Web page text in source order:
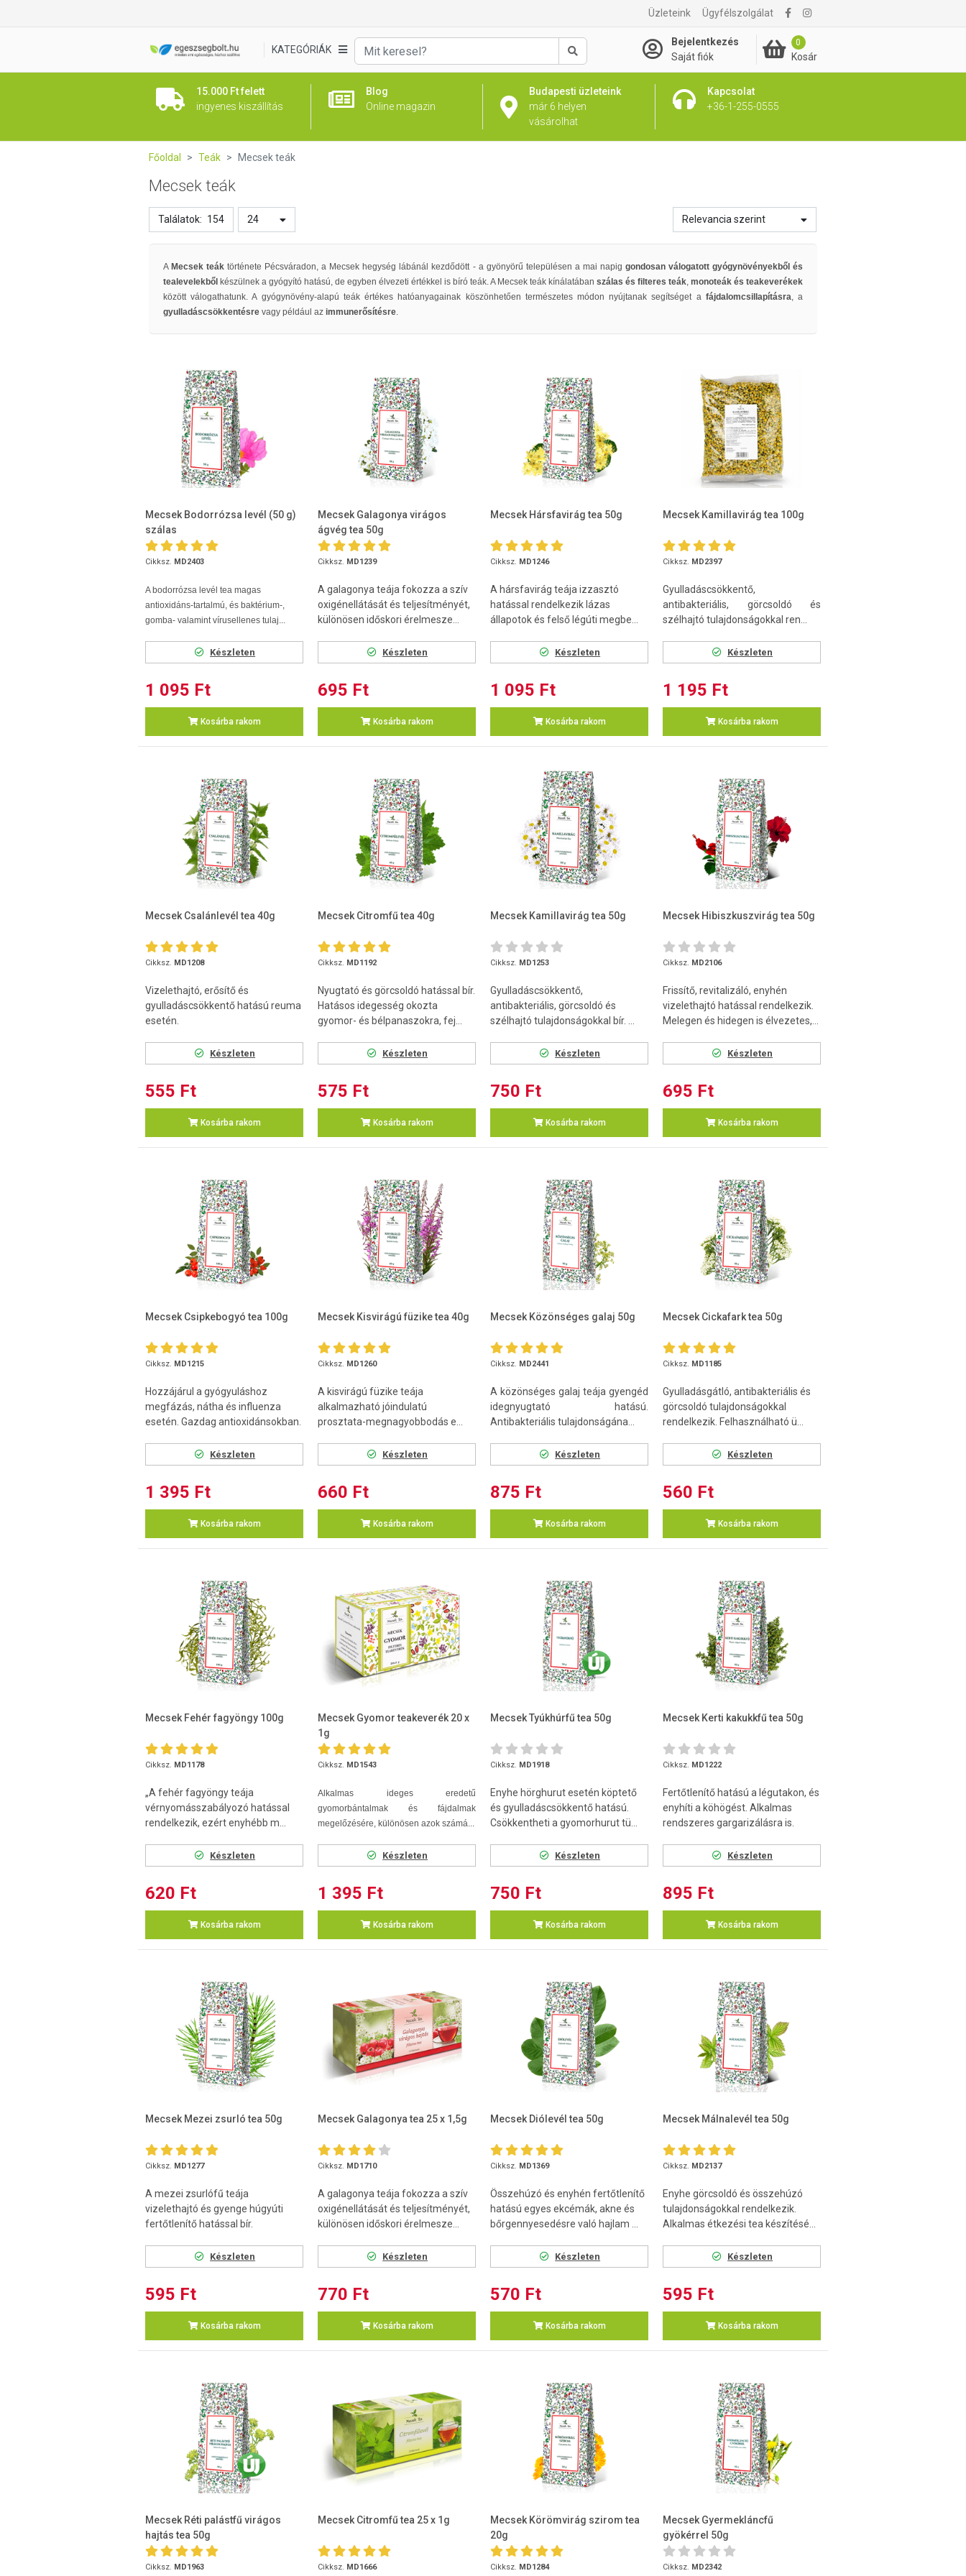
Üzleteink Ügyfélszolgálat
KATEGÓRIÁK
Keresés
Bejelentkezés
Saját fiók
0
Kosár
15.000 Ft felett
ingyenes kiszállítás
Blog
Online magazin
Budapesti üzleteink
már 6 helyen
vásárolhat
Kapcsolat
+36-1-255-0555
Főoldal Teák Mecsek teák
Mecsek teák
Találatok: 154 24 Relevancia szerint
A Mecsek teáktörténete Pécsváradon, a Mecsek hegység lábánál kezdődött - a gyönyörű településen a mai napig gondosan válogatott gyógynövényekből és
tealevelekből készülnek a gyógyító hatású, de egyben élvezeti értékkel is bíró teák. A Mecsek teák kínálatában szálas és filteres teák, monoteák és teakeverékek
között válogathatunk. A gyógynövény-alapú teák értékes hatóanyagainak köszönhetően természetes módon nyújtanak segítséget a fájdalomcsillapításra, a
gyulladáscsökkentésre vagy például az immunerősítésre.
Mecsek Bodorrózsa levél (50 g)
szálas
Cikksz. MD2403
A bodorrózsa levél tea magas
antioxidáns-tartalmú, és baktérium-,
gomba- valamint vírusellenes tulaj...
Készleten
1 095 Ft
Kosárba rakom
Mecsek Galagonya virágos
ágvég tea 50g
Cikksz. MD1239
A galagonya teája fokozza a szív
oxigénellátását és teljesítményét,
különösen időskori érelmesze...
Készleten
695 Ft
Kosárba rakom
Mecsek Hársfavirág tea 50g
Cikksz. MD1246
A hársfavirág teája izzasztó
hatással rendelkezik lázas
állapotok és felső légúti megbe...
Készleten
1 095 Ft
Kosárba rakom
Mecsek Kamillavirág tea 100g
Cikksz. MD2397
Gyulladáscsökkentő,
antibakteriális, görcsoldó és
szélhajtó tulajdonságokkal ren...
Készleten
1 195 Ft
Kosárba rakom
Mecsek Csalánlevél tea 40g
Cikksz. MD1208
Vizelethajtó, erősítő és
gyulladáscsökkentő hatású reuma
esetén.
Készleten
555 Ft
Kosárba rakom
Mecsek Citromfű tea 40g
Cikksz. MD1192
Nyugtató és görcsoldó hatással bír.
Hatásos idegesség okozta
gyomor- és bélpanaszokra, fej...
Készleten
575 Ft
Kosárba rakom
Mecsek Kamillavirág tea 50g
Cikksz. MD1253
Gyulladáscsökkentő,
antibakteriális, görcsoldó és
szélhajtó tulajdonságokkal bír. ...
Készleten
750 Ft
Kosárba rakom
Mecsek Hibiszkuszvirág tea 50g
Cikksz. MD2106
Frissítő, revitalizáló, enyhén
vizelethajtó hatással rendelkezik.
Melegen és hidegen is élvezetes,...
Készleten
695 Ft
Kosárba rakom
Mecsek Csipkebogyó tea 100g
Cikksz. MD1215
Hozzájárul a gyógyuláshoz
megfázás, nátha és influenza
esetén. Gazdag antioxidánsokban.
Készleten
1 395 Ft
Kosárba rakom
Mecsek Kisvirágú füzike tea 40g
Cikksz. MD1260
A kisvirágú füzike teája
alkalmazható jóindulatú
prosztata-megnagyobbodás e...
Készleten
660 Ft
Kosárba rakom
Mecsek Közönséges galaj 50g
Cikksz. MD2441
A közönséges galaj teája gyengéd
idegnyugtató hatású.
Antibakteriális tulajdonságána...
Készleten
875 Ft
Kosárba rakom
Mecsek Cickafark tea 50g
Cikksz. MD1185
Gyulladásgátló, antibakteriális és
görcsoldó tulajdonságokkal
rendelkezik. Felhasználható ü...
Készleten
560 Ft
Kosárba rakom
Mecsek Fehér fagyöngy 100g
Cikksz. MD1178
„A fehér fagyöngy teája
vérnyomásszabályozó hatással
rendelkezik, ezért enyhébb m...
Készleten
620 Ft
Kosárba rakom
Mecsek Gyomor teakeverék 20 x
1g
Cikksz. MD1543
Alkalmas ideges eredetű
gyomorbántalmak és fájdalmak
megelőzésére, különösen azok számá...
Készleten
1 395 Ft
Kosárba rakom
Mecsek Tyúkhúrfű tea 50g
Cikksz. MD1918
Enyhe hörghurut esetén köptető
és gyulladáscsökkentő hatású.
Csökkentheti a gyomorhurut tü...
Készleten
750 Ft
Kosárba rakom
Mecsek Kerti kakukkfű tea 50g
Cikksz. MD1222
Fertőtlenítő hatású a légutakon, és
enyhíti a köhögést. Alkalmas
rendszeres gargarizálásra is.
Készleten
895 Ft
Kosárba rakom
Mecsek Mezei zsurló tea 50g
Cikksz. MD1277
A mezei zsurlófű teája
vizelethajtó és gyenge húgyúti
fertőtlenítő hatással bír.
Készleten
595 Ft
Kosárba rakom
Mecsek Galagonya tea 25 x 1,5g
Cikksz. MD1710
A galagonya teája fokozza a szív
oxigénellátását és teljesítményét,
különösen időskori érelmesze...
Készleten
770 Ft
Kosárba rakom
Mecsek Diólevél tea 50g
Cikksz. MD1369
Összehúzó és enyhén fertőtlenítő
hatású egyes ekcémák, akne és
bőrgennyesedésre való hajlam ...
Készleten
570 Ft
Kosárba rakom
Mecsek Málnalevél tea 50g
Cikksz. MD2137
Enyhe görcsoldó és összehúzó
tulajdonságokkal rendelkezik.
Alkalmas étkezési tea készítésé...
Készleten
595 Ft
Kosárba rakom
Mecsek Réti palástfű virágos
hajtás tea 50g
Cikksz. MD1963
Mecsek Citromfű tea 25 x 1g
Cikksz. MD1666
Mecsek Körömvirág szirom tea
20g
Cikksz. MD1284
Mecsek Gyermekláncfű
gyökérrel 50g
Cikksz. MD2342